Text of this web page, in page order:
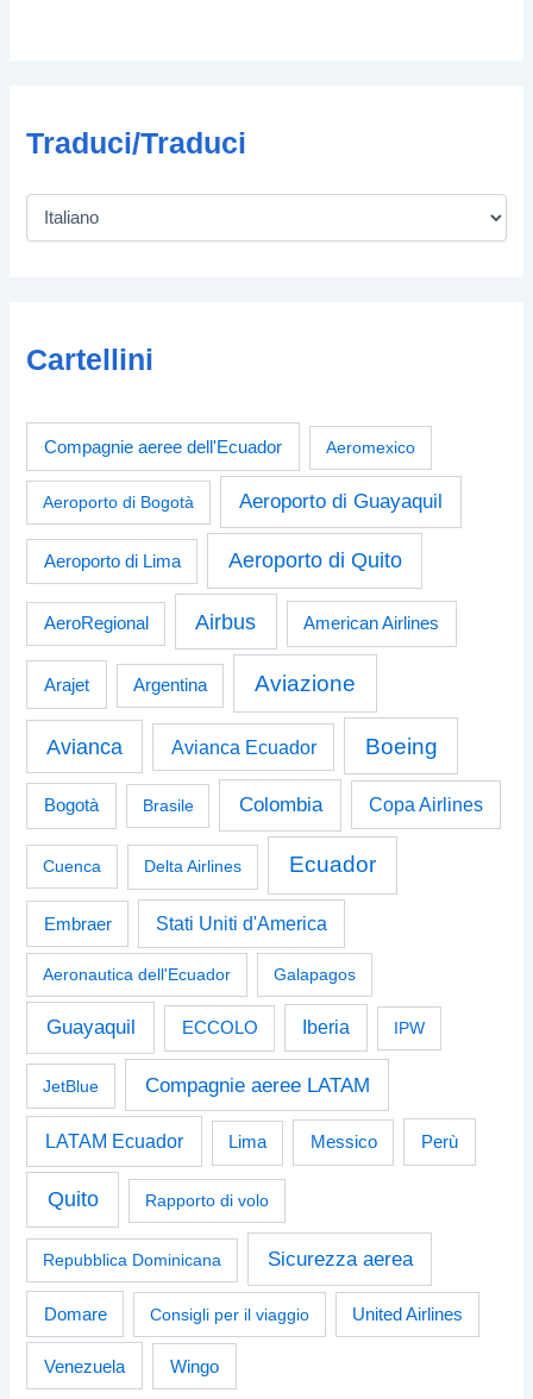
Traduci/Traduci
Cartellini
Compagnie aeree dell'Ecuador Aeromexico
Aeroporto di Bogotà Aeroporto di Guayaquil
Aeroporto di Lima Aeroporto di Quito
AeroRegional Airbus American Airlines
Arajet Argentina Aviazione
Avianca Avianca Ecuador Boeing
Bogotà Brasile Colombia Copa Airlines
Cuenca Delta Airlines Ecuador
Embraer Stati Uniti d'America
Aeronautica dell'Ecuador Galapagos
Guayaquil ECCOLO Iberia IPW
JetBlue Compagnie aeree LATAM
LATAM Ecuador Lima Messico Perù
Quito Rapporto di volo
Repubblica Dominicana Sicurezza aerea
Domare Consigli per il viaggio United Airlines
Venezuela Wingo